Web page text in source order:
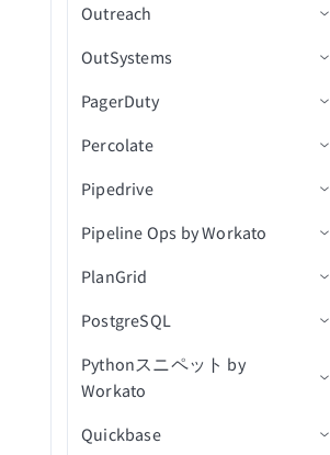
リードを作成/更新/アップ
サート（batch）
オブジェクトを取得
リストからリードを削除
データをセルフサービスフ
キャンペーンまたはスマー
トキャンペーンをスケジュ
チ）
レコードを変換
レコードの更新
レコードをUpsert（async）
タムレコード（バッチ）
保存済み検索内の新規標準
レコード（バッチ）
新規/更新済み保存済み検索
保存済み検索内の新規/更新
ッチ）
保存済み検索内の新規/更新
チ）
削除済み標準レコード
得
ケースコメントを取得
標準レコードを検索
カスタムレコードを検索
レコードの更新
レコードをバッチで更新
レコードを一括更新
レコードをバッチでUpsert
レコードを一括でUpsert
ユーザーを無効化
ユーザーを削除
IDでユーザーを取得
ユーザーグループを取得
名前でグループを取得
グループメンバーを取得
ユーザー別の最近のログオ
オンイベントを取得
（バッチ）
ファイル名を変更
フォルダを作成
フォルダ内のファイルを一
を生成
リガー
新規または更新済みファイ
ルトリガー
ファイルまたはフォルダを
（file）
ファイルまたはフォルダを
一覧表示（batch）
権限を一覧表示(バッチ)
権限を削除
ファイルを検索（バッチ）
ファイル内容を使用してフ
ァイルをアップロード
テキスト埋め込みを生成
OpenAI Modelsにメッセージ
新規/更新行
アクションを選択
アクションを挿入
更新アクション
Upsertアクション
削除アクション
Run Custom SQL
ストアドプロシージャを実
Oracleの操作
ベストプラクティス
ユースケース
トラブルシューティング
新規ビジネスイベント
新規カスタムビジネスイベ
アクション
PL/SQLオペレーションを実
一般設定
トリガー
新規ビジネスイベント(リア
ントリ
新規組織Atomフィードエン
トリ
新規レコード
新規レコード（バッチ）
新規/更新済みレコード
新規/更新済みレコード（バ
アクション
ファイルコメントを追加
抽出消費を確認
レコードの作成
レコードを作成（バッチ）
ユーザーを作成
レコードの削除
ンロード
コネクション設定
Custom OAuth profileを作成
トリガー
新規イベント
新規/更新済みイベント
削除済みイベント
新規連絡先
新規/更新済み連絡先
新しいメール
アクション
カレンダーを作成
カレンダーイベントを作成
IDでカレンダーを取得
カレンダーを一覧表示
イベントのすべてのインス
タンスを一覧表示
IDでカレンダーイベントを
トラブルシューティング
Outreach
コネクション設定
トリガー
アクション
OutSystems
コネクション設定
トリガー
新規レコードトリガー
新規レコードバッチトリガ
ドトリガー
新規または更新済みレコー
ドバッチトリガー
アクション
レコード作成アクション
レコードの一括作成アクシ
るアクション
PagerDuty
コネクション設定
トリガー
新規インシデント
新規通知
アクション
インシデントにメモを追加
IDでインシデントを取得
ログエントリを一覧表示
Percolate
コネクション設定
トリガー
削除済みオブジェクト
新規オブジェクト
新規または更新済みオブジ
ェクト
アクション
コンテンツワークフロース
アセットをコピー
オブジェクトの作成
Pipedrive
コネクション設定
コネクターのAPI v2へのアッ
Pipeline Ops by Workato
コネクション設定
同期完了トリガー（リアルタ
PlanGrid
コネクション設定
サポートされているオブジェ
クト
トリガー
PostgreSQL
コネクション設定
Pythonスニペット by
Workato
コネクション設定
Quickbase